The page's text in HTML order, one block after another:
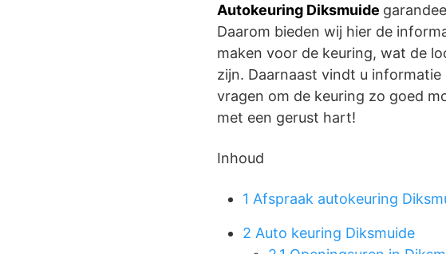
Autokeuring Diksmuide
Daarom bieden wij hier de
maken voor de keuring, wat de
zijn. Daarnaast vindt u
vragen om de keuring zo goed
met een gerust hart!
Inhoud
1 Afspraak autokeuring
2 Auto keuring Diksmuide